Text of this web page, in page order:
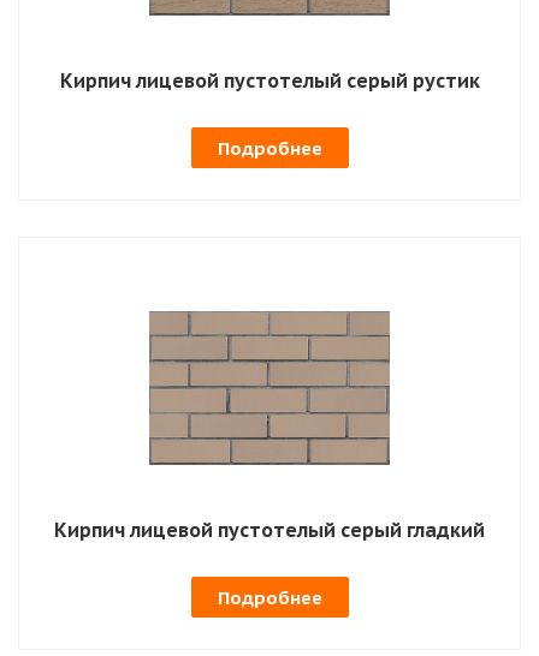
Кирпич лицевой пустотелый серый рустик
Подробнее
Кирпич лицевой пустотелый серый гладкий
Подробнее